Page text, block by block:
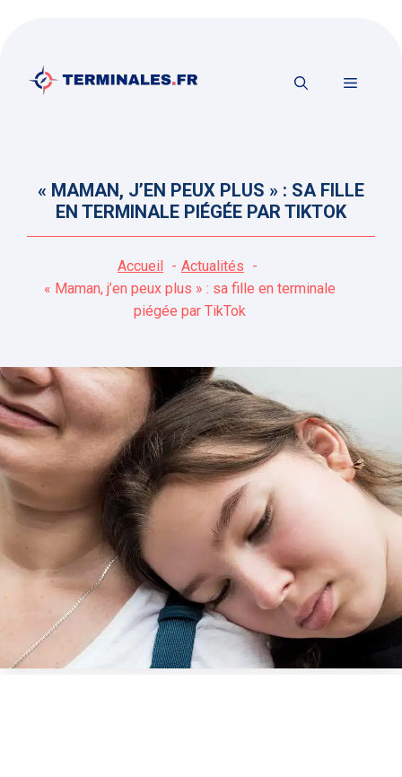
contenu
MENU
« MAMAN, J’EN PEUX PLUS » : SA FILLE
EN TERMINALE PIÉGÉE PAR TIKTOK
Accueil
Actualités
« Maman, j’en peux plus » : sa fille en terminale
piégée par TikTok